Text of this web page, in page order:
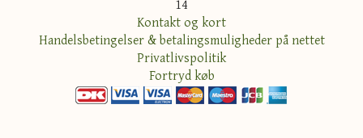
14
Kontakt og kort
Handelsbetingelser & betalingsmuligheder på nettet
Privatlivspolitik
Fortryd køb